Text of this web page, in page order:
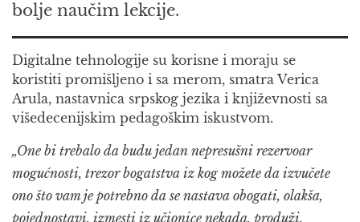
bolje naučim lekcije.
Digitalne tehnologije su korisne i moraju se
koristiti promišljeno i sa merom, smatra Verica
Arula, nastavnica srpskog jezika i književnosti sa
višedecenijskim pedagoškim iskustvom.
„One bi trebalo da budu jedan nepresušni rezervoar
mogućnosti, trezor bogatstva iz kog možete da izvučete
ono što vam je potrebno da se nastava obogati, olakša,
pojednostavi, izmesti iz učionice nekada, produži,